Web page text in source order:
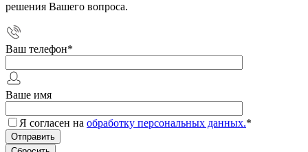
решения Вашего вопроса.
Ваш телефон*
Ваше имя
Я согласен на обработку персональных данных.*